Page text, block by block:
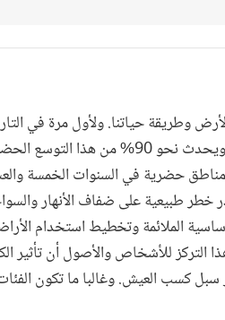
وطريقة حياتنا. ولأول مرة في
من الناس في المدن أكثر ممن يعيشون في المناطق الريفية. ويحدث
مليار شخص آخرين إلى مناطق حضرية في السنوات
طبيعية على ضفاف الأنهار
الملائمة وتخطيط استخدام الأراضي
للأشخاص والأصول أن تأثير
كسب العيش. وغالبا ما تكون الفئات